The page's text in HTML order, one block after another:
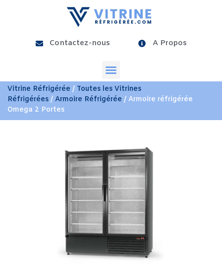
Contactez-nous A Propos
Vitrine Réfrigérée / Toutes les Vitrines
Réfrigérées / Armoire Réfrigérée / Armoire réfrigérée
Omega 2 Portes